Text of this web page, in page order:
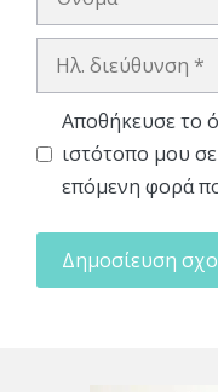
Ηλ.
Αποθήκευσε το
ιστότοπο μου
επόμενη φορά